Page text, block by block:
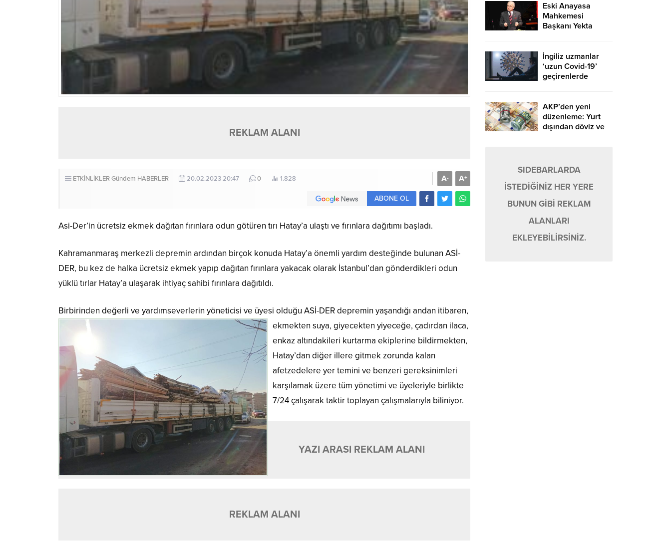
REKLAM ALANI
ETKİNLİKLERGündem HABERLER 20.02.2023 20:47 0 1.828 A+
A-
ABONE OL
Asi-Der’in ücretsiz ekmek dağıtan fırınlara odun götüren tırı Hatay’a ulaştı ve fırınlara dağıtımı başladı.
Kahramanmaraş merkezli depremin ardından birçok konuda Hatay’a önemli yardım desteğinde bulunan ASİ-
DER, bu kez de halka ücretsiz ekmek yapıp dağıtan fırınlara yakacak olarak İstanbul’dan gönderdikleri odun
yüklü tırlar Hatay’a ulaşarak ihtiyaç sahibi fırınlara dağıtıldı.
Birbirinden değerli ve yardımseverlerin yöneticisi ve üyesi olduğu ASİ-DER depremin yaşandığı andan itibaren,
ekmekten suya, giyecekten yiyeceğe, çadırdan ilaca,
enkaz altındakileri kurtarma ekiplerine bildirmekten,
Hatay’dan diğer illere gitmek zorunda kalan
afetzedelere yer temini ve benzeri gereksinimleri
karşılamak üzere tüm yönetimi ve üyeleriyle birlikte
7/24 çalışarak taktir toplayan çalışmalarıyla biliniyor.
YAZI ARASI REKLAM ALANI
REKLAM ALANI
Eski Anayasa
Mahkemesi
Başkanı Yekta
iktidara güvenerek
böyle kararlar
alıyor
İngiliz uzmanlar
‘uzun Covid-19’
geçirenlerde
çekti
AKP’den yeni
düzenleme: Yurt
dışından döviz ve
SIDEBARLARDA
İSTEDİĞİNİZ HER YERE
BUNUN GİBİ REKLAM
ALANLARI
EKLEYEBİLİRSİNİZ.